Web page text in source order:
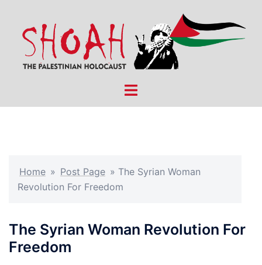
content
Toggle
Home » Post Page » The Syrian Woman
Revolution For Freedom
The Syrian Woman Revolution For
Freedom